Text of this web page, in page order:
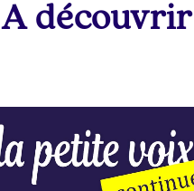
A découvrir